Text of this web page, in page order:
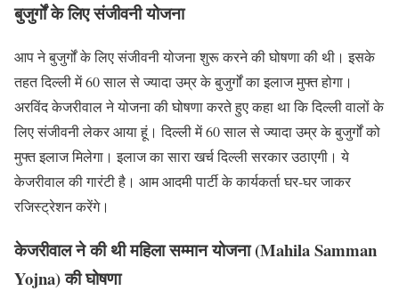
बुजुर्गों के लिए संजीवनी योजना
आप ने बुजुर्गों के लिए संजीवनी योजना शुरू करने की घोषणा की थी। इसके
तहत दिल्ली में 60 साल से ज्यादा उम्र के बुजुर्गों का इलाज मुफ्त होगा।
अरविंद केजरीवाल ने योजना की घोषणा करते हुए कहा था कि दिल्ली वालों के
लिए संजीवनी लेकर आया हूं। दिल्ली में 60 साल से ज्यादा उम्र के बुजुर्गों को
मुफ्त इलाज मिलेगा। इलाज का सारा खर्च दिल्ली सरकार उठाएगी। ये
केजरीवाल की गारंटी है। आम आदमी पार्टी के कार्यकर्ता घर-घर जाकर
रजिस्ट्रेशन करेंगे।
केजरीवाल ने की थी महिला सम्मान योजना (Mahila Samman
Yojna) की घोषणा